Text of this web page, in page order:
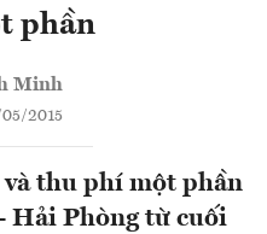
phần
Minh
2015
thu phí một phần
Hải Phòng từ cuối